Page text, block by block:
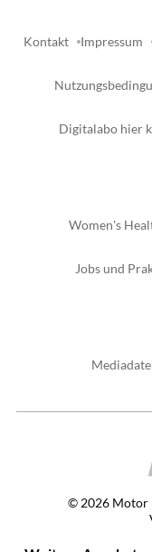
Kontakt Impressum
Digitalabo hier
Women's
Jobs und
© 2026 Motor